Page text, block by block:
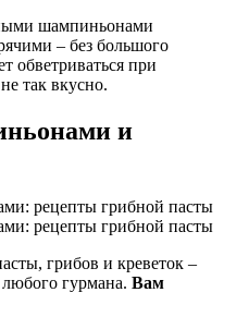
шампиньонами
– без большого
обветриваться при
так вкусно.
и
грибов и креветок –
гурмана. Вам